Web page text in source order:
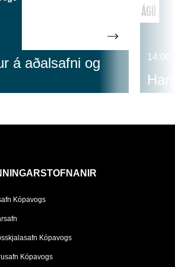
á aðalsafni og
ÁGÚ
14:00
Kópavogs
Kópavogs
Kópavogs